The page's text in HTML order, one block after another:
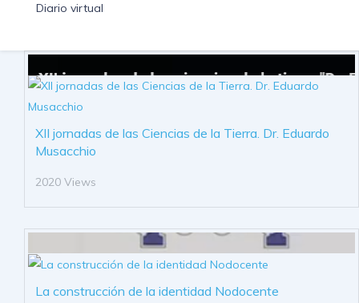
Diario virtual
XII jornadas de las Ciencias de la Tierra. Dr. Eduardo
Musacchio
2020 Views
La construcción de la identidad Nodocente